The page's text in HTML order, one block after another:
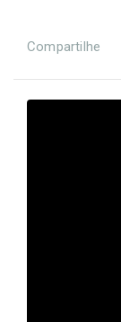
Compartilhe